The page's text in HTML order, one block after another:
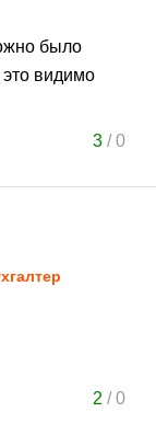
было
это видимо
3/0
2 /0